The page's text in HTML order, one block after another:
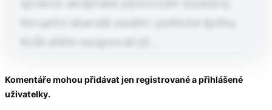
Pokračování článku po kliknutí
Komentáře mohou přidávat jen registrované a přihlášené
uživatelky.